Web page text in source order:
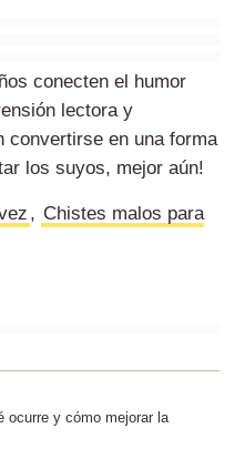
conecten el humor
lectora y
convertirse en una forma
los suyos, mejor aún!
, Chistes malos para
ocurre y cómo mejorar la